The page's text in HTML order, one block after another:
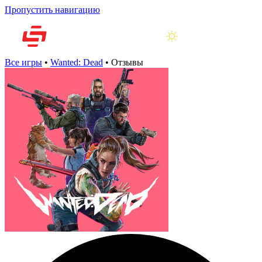
Пропустить навигацию
Все игры • Wanted: Dead • Отзывы